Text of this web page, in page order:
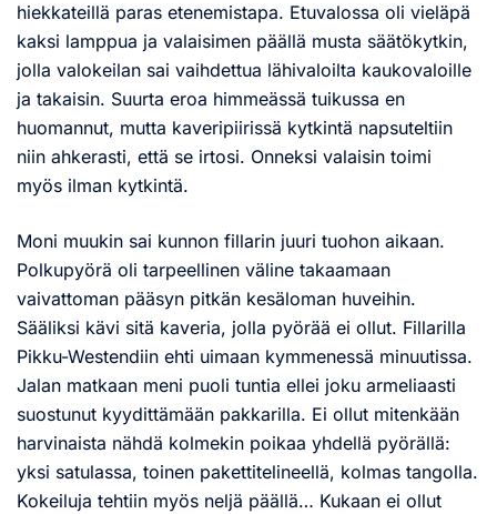
hiekkateillä paras etenemistapa. Etuvalossa oli vieläpä
kaksi lamppua ja valaisimen päällä musta säätökytkin,
jolla valokeilan sai vaihdettua lähivaloilta kaukovaloille
ja takaisin. Suurta eroa himmeässä tuikussa en
huomannut, mutta kaveripiirissä kytkintä napsuteltiin
niin ahkerasti, että se irtosi. Onneksi valaisin toimi
myös ilman kytkintä.
Moni muukin sai kunnon fillarin juuri tuohon aikaan.
Polkupyörä oli tarpeellinen väline takaamaan
vaivattoman pääsyn pitkän kesäloman huveihin.
Sääliksi kävi sitä kaveria, jolla pyörää ei ollut. Fillarilla
Pikku-Westendiin ehti uimaan kymmenessä minuutissa.
Jalan matkaan meni puoli tuntia ellei joku armeliaasti
suostunut kyydittämään pakkarilla. Ei ollut mitenkään
harvinaista nähdä kolmekin poikaa yhdellä pyörällä:
yksi satulassa, toinen pakettitelineellä, kolmas tangolla.
Kokeiluja tehtiin myös neljä päällä… Kukaan ei ollut